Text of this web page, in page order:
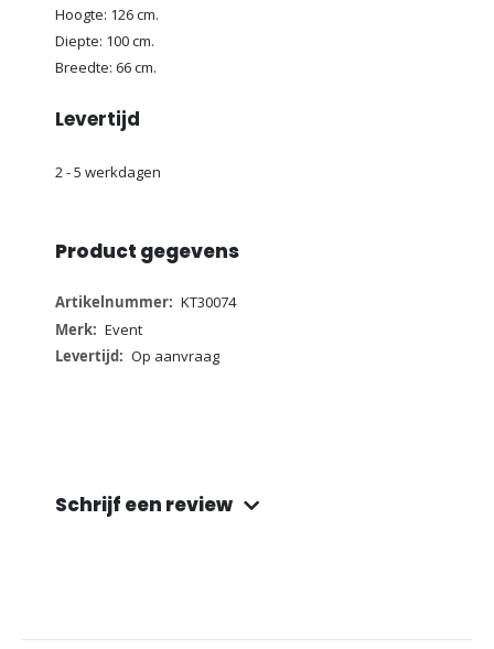
Hoogte: 126 cm.
Diepte: 100 cm.
Breedte: 66 cm.
Levertijd
2 - 5 werkdagen
Product gegevens
Meer
informatie
KT30074
Event
Op aanvraag
Schrijf een review